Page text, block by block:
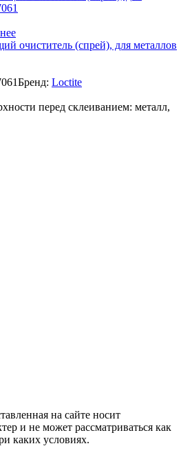
очиститель (спрей), для металлов
Бренд: Loctite
перед склеиванием: металл,
на сайте носит
и не может рассматриваться как
каких условиях.